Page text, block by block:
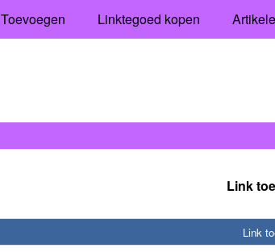
Toevoegen Linktegoed kopen
Link
Link